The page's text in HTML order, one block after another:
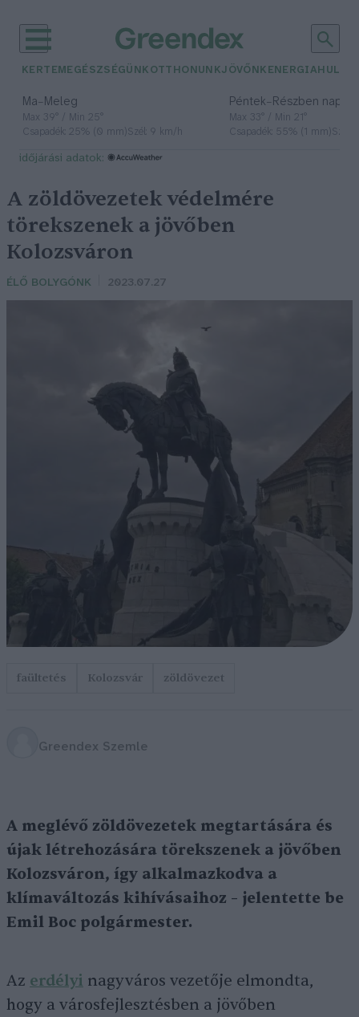
KERTEM EGÉSZSÉGÜNK OTTHONUNKJÖVŐNK ENERGIA
Ma– Meleg
Max 39° / Min 25°
Csapadék: 25% (0 mm)Szél: 9 km/h
Péntek– Részben
Max 33° / Min 21°
Csapadék: 55% (1 mm)Szél:
időjárási adatok:
A zöldövezetek védelmére
törekszenek a jövőben
Kolozsváron
ÉLŐ BOLYGÓNK 2023.07.27
faültetés Kolozsvár zöldövezet
Greendex Szemle
A meglévő zöldövezetek megtartására és
újak létrehozására törekszenek a jövőben
Kolozsváron, így alkalmazkodva a
klímaváltozás kihívásaihoz – jelentette be
Emil Boc polgármester.
Az erdélyi nagyváros vezetője elmondta,
hogy a városfejlesztésben a jövőben